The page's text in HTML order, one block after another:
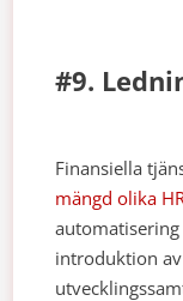
#9.
Finansiella
mängd olika
introduktion